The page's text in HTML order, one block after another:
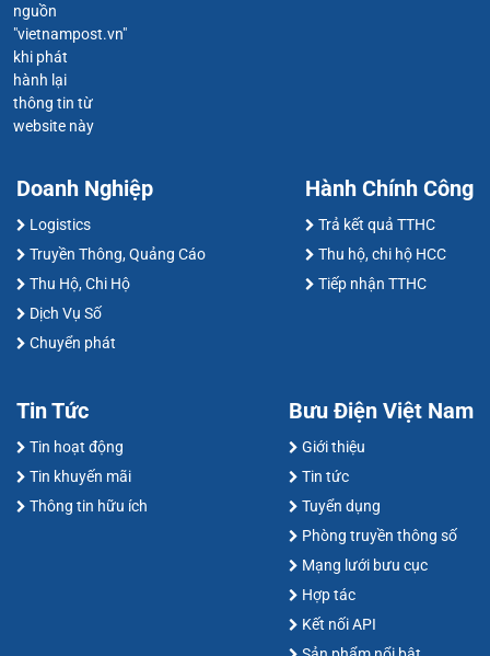
nguồn
"vietnampost.vn"
khi phát
hành lại
thông tin từ
website này
Doanh Nghiệp
Logistics
Truyền Thông, Quảng Cáo
Thu Hộ, Chi Hộ
Dịch Vụ Số
Chuyển phát
Hành Chính Công
Trả kết quả TTHC
Thu hộ, chi hộ HCC
Tiếp nhận TTHC
Tin Tức
Tin hoạt động
Tin khuyến mãi
Thông tin hữu ích
Bưu Điện Việt Nam
Giới thiệu
Tin tức
Tuyển dụng
Phòng truyền thông số
Mạng lưới bưu cục
Hợp tác
Kết nối API